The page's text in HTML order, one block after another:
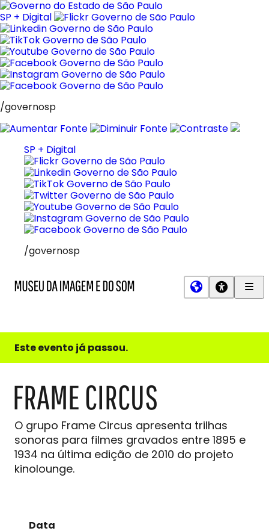
Pular
para
o
conteúdo
SP + Digital
/governosp
SP + Digital
/governosp
e
do
Este evento já passou.
FRAME CIRCUS
O grupo Frame Circus apresenta trilhas
sonoras para filmes gravados entre 1895 e
1934 na última edição de 2010 do projeto
kinolounge.
Data